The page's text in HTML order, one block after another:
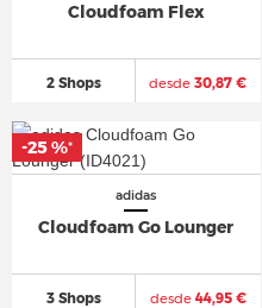
Cloudfoam Flex
2 Shops desde 30,87 €
adidas
Cloudfoam Go Lounger
3 Shops desde44,95 €
-25 %*